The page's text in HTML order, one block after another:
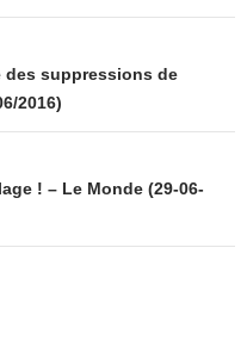
des suppressions de
2016)
! – Le Monde (29-06-